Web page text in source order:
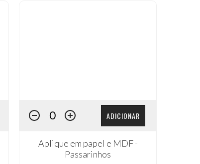
ADICIONAR
Aplique em papel e MDF -
Passarinhos